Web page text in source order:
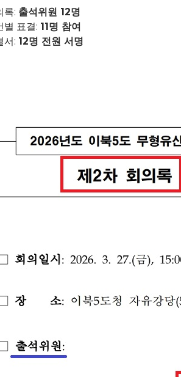
록: 출석위원 12명
별 표결: 11명 참여
서: 12명 전원 서명